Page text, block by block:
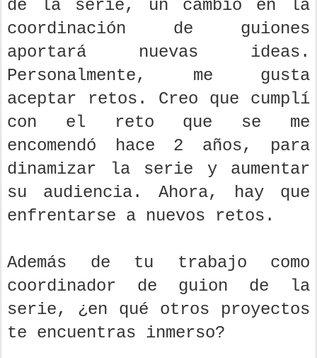
de la serie, un cambio en la
coordinación de guiones
aportará nuevas ideas.
Personalmente, me gusta
aceptar retos. Creo que cumplí
con el reto que se me
encomendó hace 2 años, para
dinamizar la serie y aumentar
su audiencia. Ahora, hay que
enfrentarse a nuevos retos.
Además de tu trabajo como
coordinador de guion de la
serie, ¿en qué otros proyectos
te encuentras inmerso?